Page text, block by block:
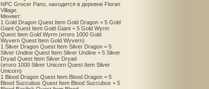
NPC Grocer Pano, находится в деревне Floran
Village.
Меняет:
1 Gold Dragon Quest Item Gold Dragon = 5 Gold
Giant Quest Item Gold Giant + 5 Gold Wyrm
Quest Item Gold Wyrm (итого 1000 Gold
Wyvern Quest Item Gold Wyvern)
1 Silver Dragon Quest Item Silver Dragon = 5
Silver Undine Quest Item Silver Undine + 5 Silver
Dryad Quest Item Silver Dryad
(итого 1000 Silver Unicorn Quest Item Silver
Unicorn)
1 Blood Dragon Quest Item Blood Dragon = 5
Blood Succubus Quest Item Blood Succubus + 5